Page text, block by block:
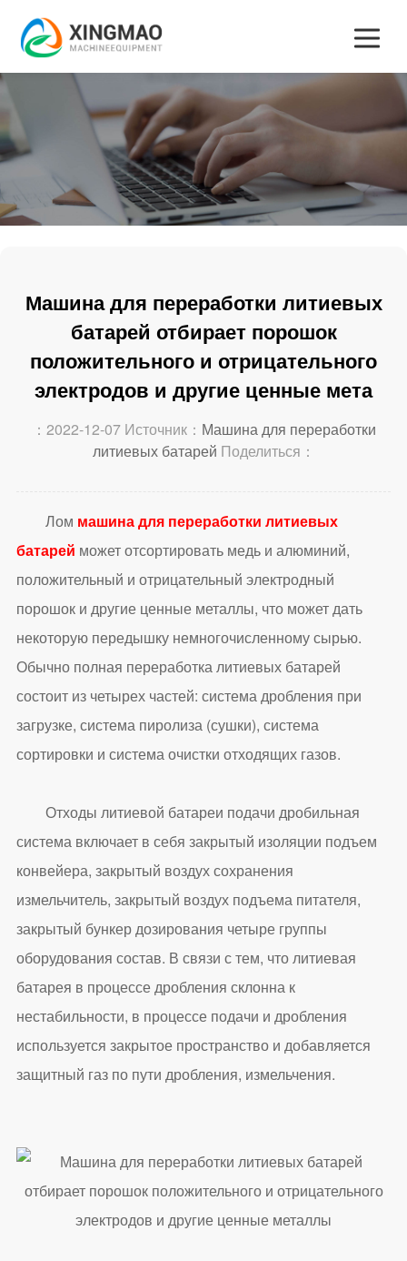
Машина для переработки литиевых
батарей отбирает порошок
положительного и отрицательного
электродов и другие ценные мета
：2022-12-07 Источник： Машина для переработки
литиевых батарей Поделиться：
Лом машина для переработки литиевых
батарей может отсортировать медь и алюминий,
положительный и отрицательный электродный
порошок и другие ценные металлы, что может дать
некоторую передышку немногочисленному сырью.
Обычно полная переработка литиевых батарей
состоит из четырех частей: система дробления при
загрузке, система пиролиза (сушки), система
сортировки и система очистки отходящих газов.
Отходы литиевой батареи подачи дробильная
система включает в себя закрытый изоляции подъем
конвейера, закрытый воздух сохранения
измельчитель, закрытый воздух подъема питателя,
закрытый бункер дозирования четыре группы
оборудования состав. В связи с тем, что литиевая
батарея в процессе дробления склонна к
нестабильности, в процессе подачи и дробления
используется закрытое пространство и добавляется
защитный газ по пути дробления, измельчения.